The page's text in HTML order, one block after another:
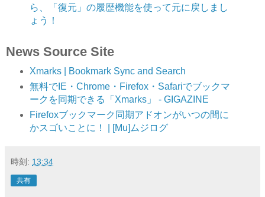
ら、「復元」の履歴機能を使って元に戻しまし
ょう！
News Source Site
Xmarks | Bookmark Sync and Search
無料でIE・Chrome・Firefox・Safariでブックマ
ークを同期できる「Xmarks」 - GIGAZINE
Firefoxブックマーク同期アドオンがいつの間に
かスゴいことに！ | [Mu]ムジログ
時刻: 13:34
共有